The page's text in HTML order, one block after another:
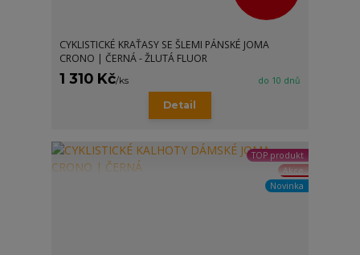
CYKLISTICKÉ KRAŤASY SE ŠLEMI PÁNSKÉ JOMA
CRONO | ČERNÁ - ŽLUTÁ FLUOR
1 310 Kč/ks do 10 dnů
Detail
TOP produkt
Akce
Novinka